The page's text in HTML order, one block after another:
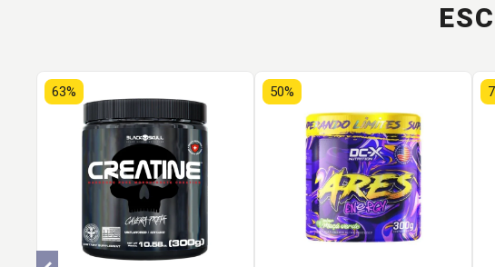
63% 50%